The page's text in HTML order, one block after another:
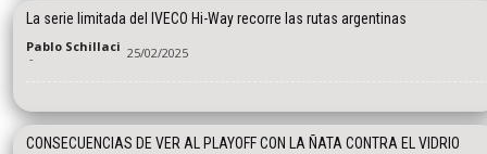
La serie limitada del IVECO Hi-Way recorre las rutas argentinas
Pablo Schillaci
- 25/02/2025
CONSECUENCIAS DE VER AL PLAYOFF CON LA ÑATA CONTRA EL VIDRIO